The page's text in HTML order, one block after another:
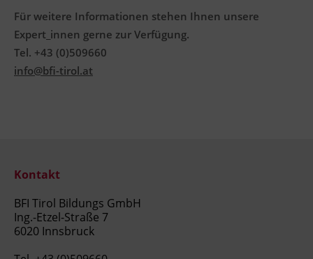
schriftlich)
Die Abschlussprüfung setzt sich zusammen
aus:
·
Berufsbezogenes Fachgespräch
Wiederholungsprüfungen von nicht
Für weitere Informationen stehen Ihnen unsere
Expert_innen gerne zur Verfügung.
Tel. +43 (0)509660
info@bfi-tirol.at
Kontakt
BFI Tirol Bildungs GmbH
Ing.-Etzel-Straße 7
6020 Innsbruck